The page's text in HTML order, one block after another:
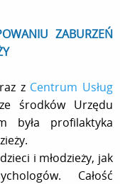
ZABURZEŃ
z Centrum Usług
środków Urzędu
była profilaktyka
i młodzieży, jak
Całość